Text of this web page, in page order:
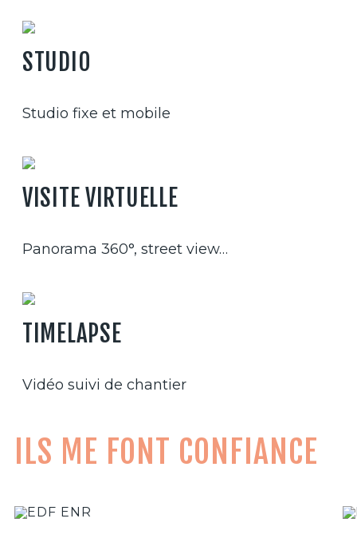
STUDIO
Studio fixe et mobile
VISITE VIRTUELLE
Panorama 360°, street view…
TIMELAPSE
Vidéo suivi de chantier
ILS ME FONT CONFIANCE